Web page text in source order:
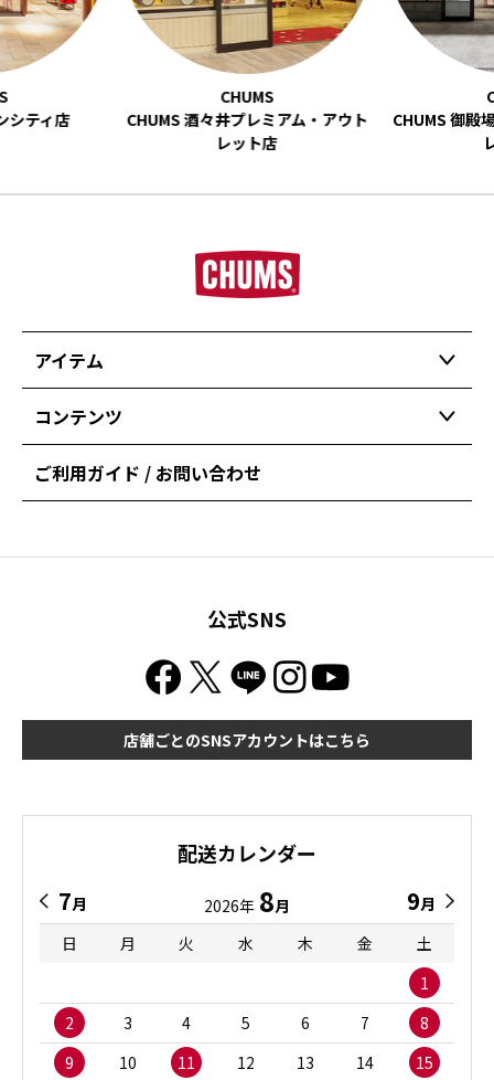
シティ店
CHUMS 酒々井プレミアム・アウト
レット店
CHUMS 御殿
アイテム
コンテンツ
ご利用ガイド / お問い合わせ
公式SNS
店舗ごとのSNSアカウントはこちら
配送カレンダー
7月 2026年 8月 9月
日
月 火 水 木 金
土
1
2
3 4 5 6 7
8
9
10 11 12 13 14 15